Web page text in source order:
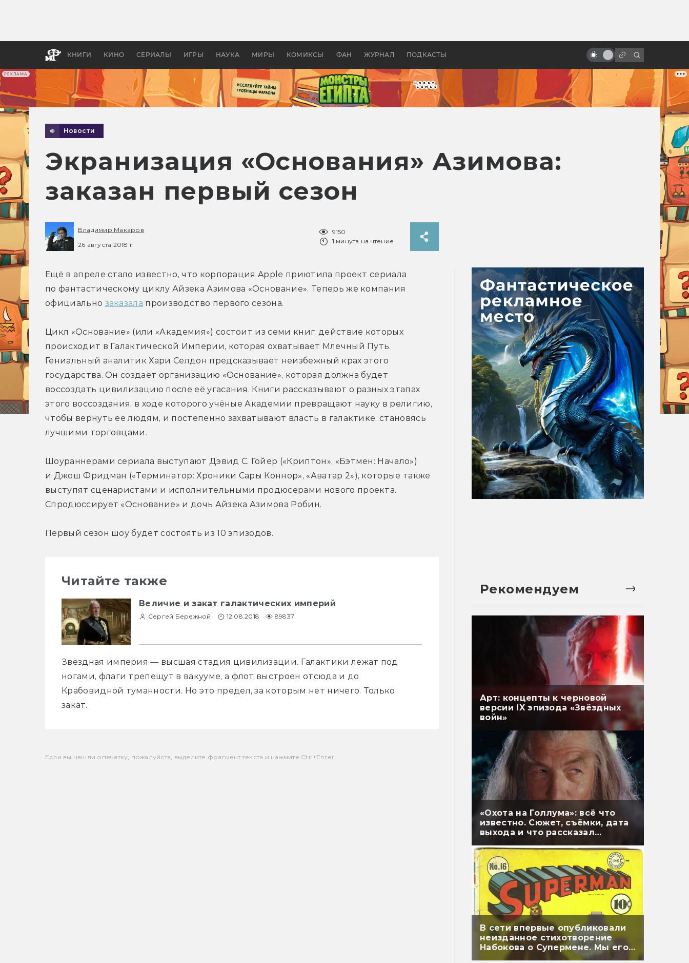
РЕКЛАМА
КНИГИ КИНО СЕРИАЛЫ ИГРЫ НАУКА МИРЫ КОМИКСЫ ФАН ЖУРНАЛ ПОДКАСТЫ
бы «Властелина колец»
Древней Грецией
от Терри Гиллиама
Новости
Экранизация «Основания» Азимова:
заказан первый сезон
Владимир Макаров
26 августа 2018 г.
9150
1 минута на чтение
Ещё в апреле стало известно, что корпорация Apple приютила проект сериала
по фантастическому циклу Айзека Азимова «Основание». Теперь же компания
официально заказала производство первого сезона.
Цикл «Основание» (или «Академия») состоит из семи книг, действие которых
происходит в Галактической Империи, которая охватывает Млечный Путь.
Гениальный аналитик Хари Селдон предсказывает неизбежный крах этого
государства. Он создаёт организацию «Основание», которая должна будет
воссоздать цивилизацию после её угасания. Книги рассказывают о разных этапах
этого воссоздания, в ходе которого учёные Академии превращают науку в религию,
чтобы вернуть её людям, и постепенно захватывают власть в галактике, становясь
лучшими торговцами.
Шоураннерами сериала выступают Дэвид С. Гойер («Криптон», «Бэтмен: Начало»)
и Джош Фридман («Терминатор: Хроники Сары Коннор», «Аватар 2»), которые также
выступят сценаристами и исполнительными продюсерами нового проекта.
Спродюссирует «Основание» и дочь Айзека Азимова Робин.
Первый сезон шоу будет состоять из 10 эпизодов.
Читайте также
Величие и закат галактических империй
Сергей Бережной 12.08.2018 89837
Звёздная империя — высшая стадия цивилизации. Галактики лежат под
ногами, флаги трепещут в вакууме, а флот выстроен отсюда и до
Крабовидной туманности. Но это предел, за которым нет ничего. Только
закат.
Если вы нашли опечатку, пожалуйста, выделите фрагмент текста и нажмите Ctrl+Enter.
Рекомендуем
Арт: концепты к черновой
версии IX эпизода «Звёздных
войн»
«Охота на Голлума»: всё что
известно. Сюжет, съёмки, дата
выхода и что рассказал
В сети впервые опубликовали
неизданное стихотворение
Набокова о Супермене. Мы его
перевели